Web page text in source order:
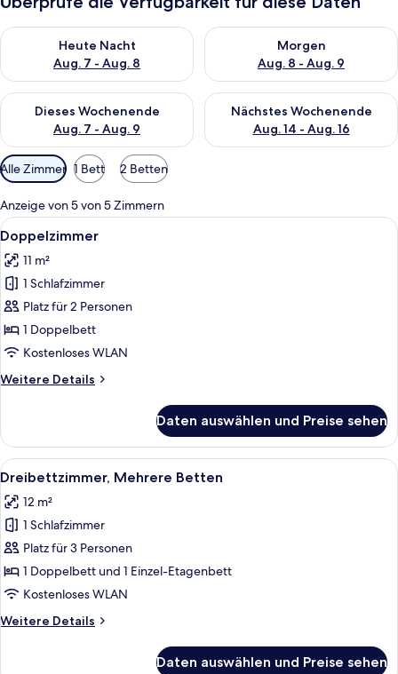
Heute Nacht
Aug. 7 - Aug. 8
Überprüfe die Verfügbarkeit für heute Nacht, Aug. 7 - Aug. 8.
Morgen
Aug. 8 - Aug. 9
Überprüfe die Verfügbarkeit
Dieses Wochenende
Aug. 7 - Aug. 9
Überprüfe die Verfügbarkeit für dieses Wochenende, Aug. 7
Nächstes Wochenende
Aug. 14 - Aug. 16
Überprüfe die Verfügbarkeit
Verfügbare
Filter
für
Zimmer
Alle Zimmer 1 Bett 2 Betten
Anzeige von 5 von 5 Zimmern
Alle
Fotos
für
Doppelzimmer
anzeigen
Doppelzimmer | Schreibtisch,
10
Doppelzimmer
11 m²
1 Schlafzimmer
Platz für 2 Personen
1 Doppelbett
Kostenloses WLAN
Weitere Details
Weitere
Daten auswählen und Preise sehen
Alle
Fotos
für
Dreibettzimmer,
Mehrere
Betten
anzeigen
Schreibtisch, schallisolierte Zimmer,
9
Dreibettzimmer, Mehrere Betten
12 m²
1 Schlafzimmer
Platz für 3 Personen
1 Doppelbett und 1 Einzel-Etagenbett
Kostenloses WLAN
Weitere Details
Weitere
Daten auswählen und Preise sehen